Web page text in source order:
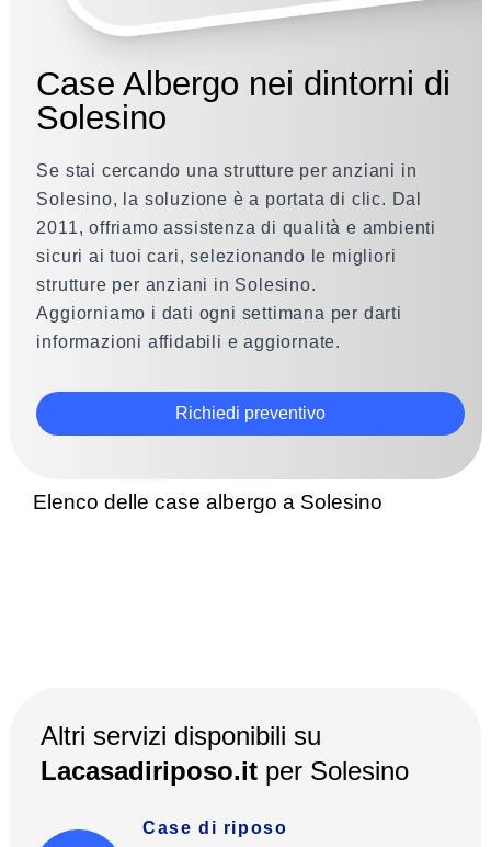
Case Albergo nei dintorni di
Solesino
Se stai cercando una strutture per anziani in
Solesino, la soluzione è a portata di clic. Dal
2011, offriamo assistenza di qualità e ambienti
sicuri ai tuoi cari, selezionando le migliori
strutture per anziani in Solesino.
Aggiorniamo i dati ogni settimana per darti
informazioni affidabili e aggiornate.
Richiedi preventivo
Elenco delle case albergo a Solesino
Altri servizi disponibili su
Lacasadiriposo.it per Solesino
Case di riposo